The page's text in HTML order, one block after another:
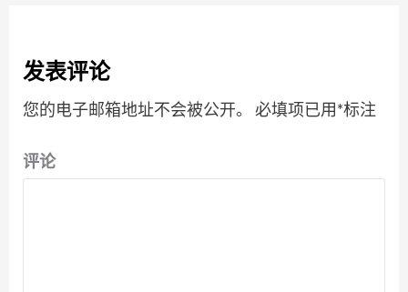
发表评论
您的电子邮箱地址不会被公开。 必填项已用*标注
评论